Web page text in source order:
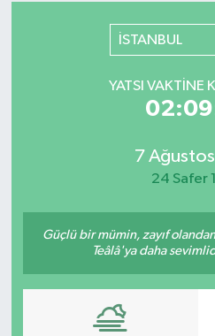
İSTANBUL
YATSI VAKTINE
7
24 Safer
Güçlü bir mümin, zayıf
Teâlâ'ya daha
Biyografiler
Çavdarhisar
Dumlupınar
Eğitim
Tüm Manşetler
Son Dakika Haberleri